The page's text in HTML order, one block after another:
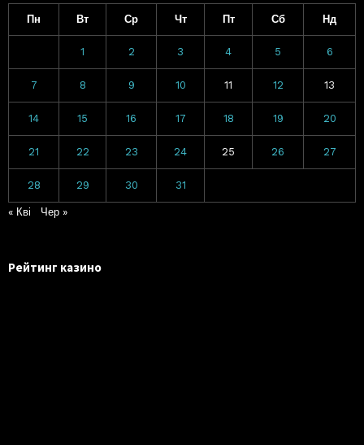
Пн Вт Ср Чт Пт Сб Нд
1 2 3 4 5 6
7 8 9 10 11 12 13
14 15 16 17 18 19 20
21 22 23 24 25 26 27
28 29 30 31
« Кві Чер »
Рейтинг казино